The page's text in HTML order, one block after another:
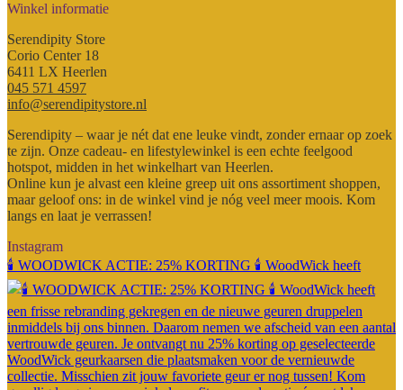
Winkel informatie
Serendipity Store
Corio Center 18
6411 LX Heerlen
045 571 4597
info@serendipitystore.nl
Serendipity – waar je nét dat ene leuke vindt, zonder ernaar op zoek
te zijn. Onze cadeau- en lifestylewinkel is een echte feelgood
hotspot, midden in het winkelhart van Heerlen.
Online kun je alvast een kleine greep uit ons assortiment shoppen,
maar geloof ons: in de winkel vind je nóg veel meer moois. Kom
langs en laat je verrassen!
Instagram
🕯️ WOODWICK ACTIE: 25% KORTING 🕯️ WoodWick heeft